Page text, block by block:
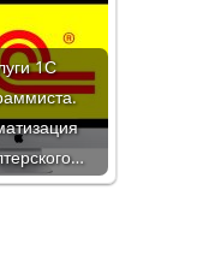
1С